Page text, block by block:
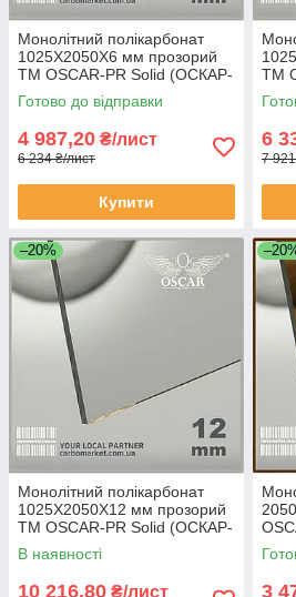
Монолітний полікарбонат
1025Х2050Х6 мм прозорий
TM OSCAR-PR Solid (ОСКАР-
Преміум) Сербія
Готово до відправки
4 987,20 ₴/лист
6 234 ₴/лист
Купити
TM
6
7
–20%
Монолітний полікарбонат
1025Х2050Х12 мм прозорий
TM OSCAR-PR Solid (ОСКАР-
Преміум) Сербія
В наявності
10 216,80 ₴/лист 3